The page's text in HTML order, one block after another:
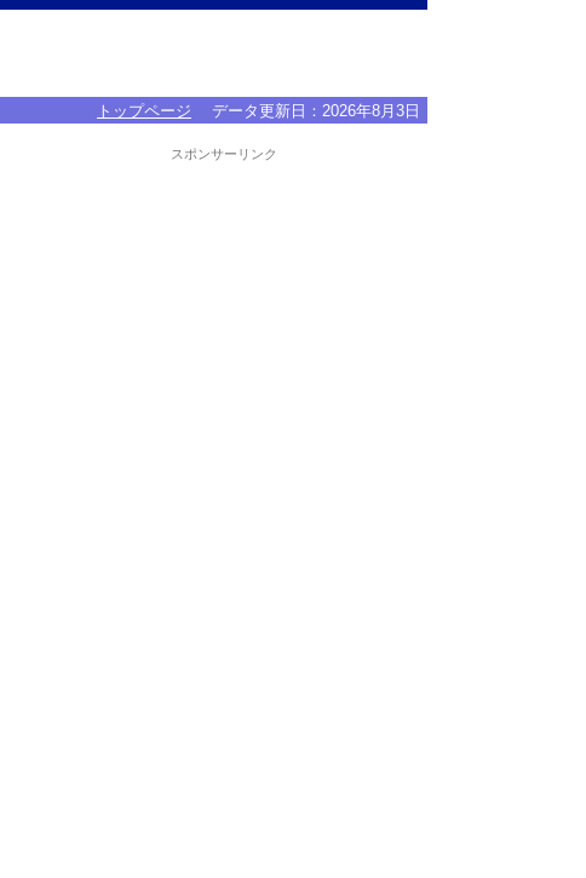
トップページ データ更新日： 2026年8月3日
スポンサーリンク